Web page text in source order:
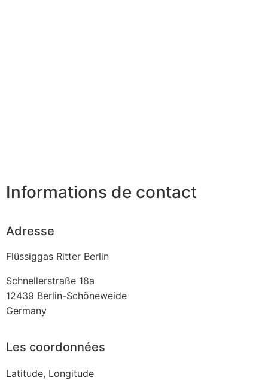
Informations de contact
Adresse
Flüssiggas Ritter Berlin
Schnellerstraße 18a
12439 Berlin-Schöneweide
Germany
Les coordonnées
Latitude, Longitude